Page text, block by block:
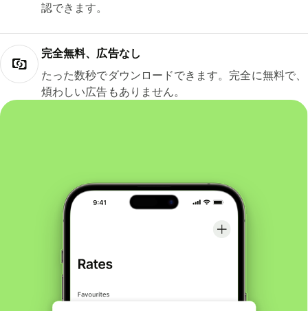
認できます。
完全無料、広告なし
たった数秒でダウンロードできます。完全に無料で、
煩わしい広告もありません。